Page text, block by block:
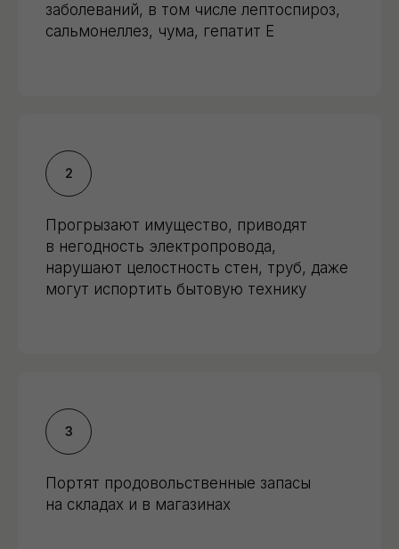
заболеваний, в том числе лептоспироз,
сальмонеллез, чума, гепатит Е
Прогрызают имущество, приводят
в негодность электропровода,
нарушают целостность стен, труб, даже
могут испортить бытовую технику
Портят продовольственные запасы
на складах и в магазинах